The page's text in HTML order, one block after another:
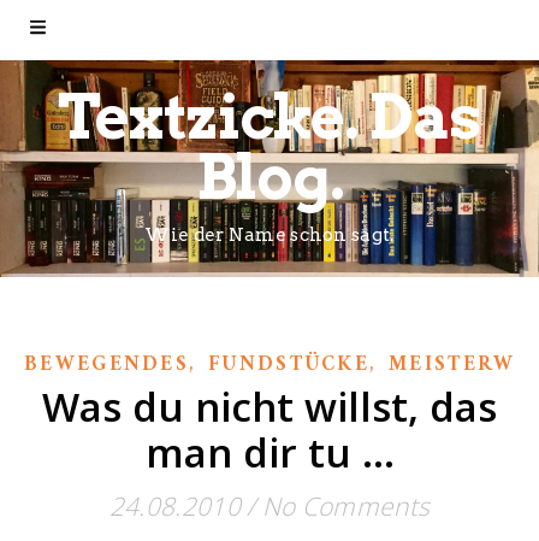
Textzicke. Das
Blog.
Wie der Name schon sagt.
BEWEGENDES, FUNDSTÜCKE,
Was du nicht willst, das
man dir tu …
24.08.2010/ No Comments